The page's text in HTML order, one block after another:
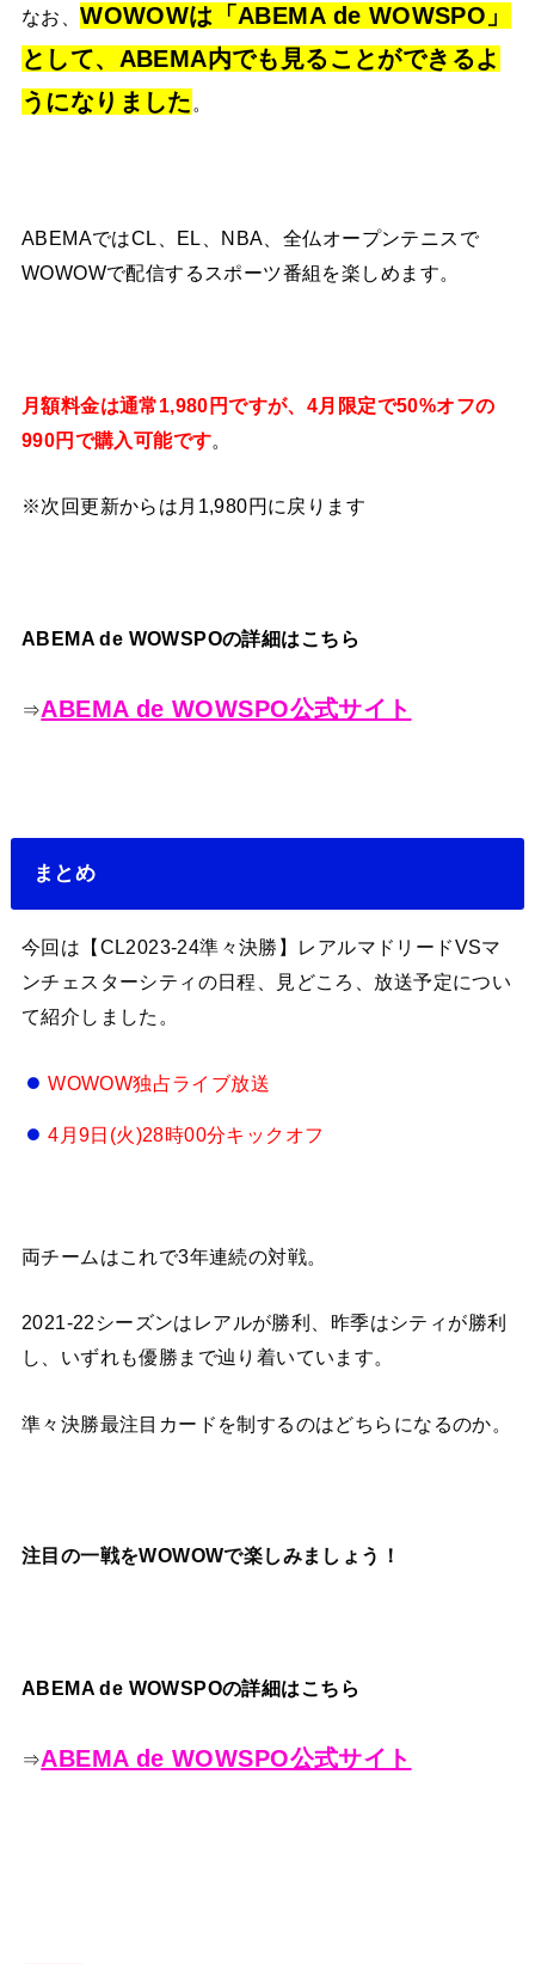
なお、WOWOWは「ABEMA de WOWSPO」
として、ABEMA内でも見ることができるよ
うになりました 。
ABEMAではCL、EL、NBA、全仏オープンテニスで
WOWOWで配信するスポーツ番組を楽しめます。
月額料金は通常1,980円ですが、4月限定で50%オフの
990円で購入可能です。
※次回更新からは月1,980円に戻ります
ABEMA de WOWSPOの詳細はこちら
⇒ABEMA de WOWSPO公式サイト
まとめ
今回は【CL2023-24準々決勝】レアルマドリードVSマ
ンチェスターシティの日程、見どころ、放送予定につい
て紹介しました。
WOWOW独占ライブ放送
4月9日(火)28時00分キックオフ
両チームはこれで3年連続の対戦。
2021-22シーズンはレアルが勝利、昨季はシティが勝利
し、いずれも優勝まで辿り着いています。
準々決勝最注目カードを制するのはどちらになるのか。
注目の一戦をWOWOWで楽しみましょう！
ABEMA de WOWSPOの詳細はこちら
⇒ABEMA de WOWSPO公式サイト